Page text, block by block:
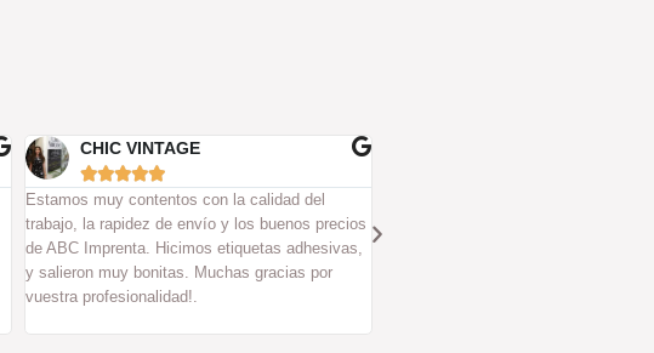
PAULA FERRANDEZ

Genial, he pedido unas etiquetas con ellos y la
atención y el resultado han sido de 10. Sin duda
repetiré.